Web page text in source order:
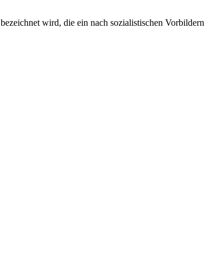
bezeichnet wird, die ein nach sozialistischen Vorbildern